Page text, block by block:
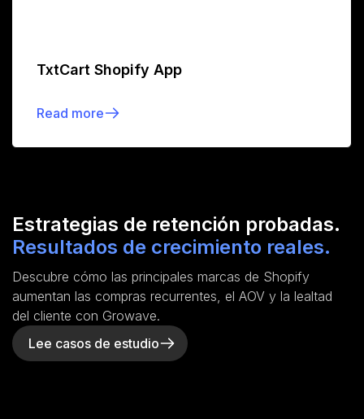
TxtCart Shopify App
Read more
Estrategias de retención probadas.
Resultados de crecimiento reales.
Descubre cómo las principales marcas de Shopify
aumentan las compras recurrentes, el AOV y la lealtad
del cliente con Growave.
Lee casos de estudio